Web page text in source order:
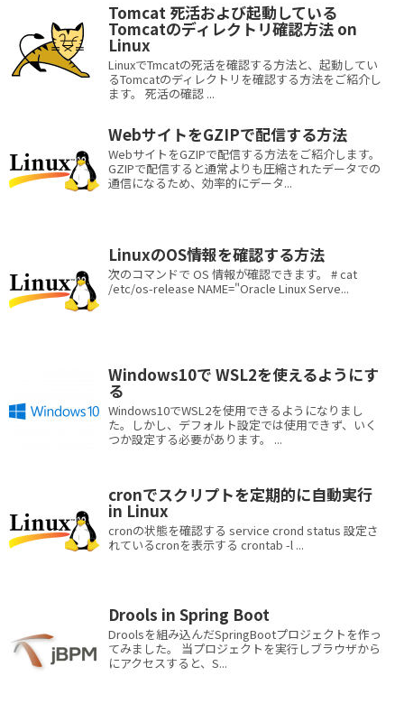
Tomcat 死活および起動している
Tomcatのディレクトリ確認方法 on
Linux
LinuxでTmcatの死活を確認する方法と、起動してい
るTomcatのディレクトリを確認する方法をご紹介し
ます。 死活の確認 ...
WebサイトをGZIPで配信する方法
WebサイトをGZIPで配信する方法をご紹介します。
GZIPで配信すると通常よりも圧縮されたデータでの
通信になるため、効率的にデータ...
LinuxのOS情報を確認する方法
次のコマンドで OS 情報が確認できます。 # cat
/etc/os-release NAME="Oracle Linux Serve...
Windows10で WSL2を使えるようにす
る
Windows10でWSL2を使用できるようになりまし
た。しかし、デフォルト設定では使用できず、いく
つか設定する必要があります。 ...
cronでスクリプトを定期的に自動実行
in Linux
cronの状態を確認する service crond status 設定さ
れているcronを表示する crontab -l ...
Drools in Spring Boot
Droolsを組み込んだSpringBootプロジェクトを作っ
てみました。 当プロジェクトを実行しブラウザから
にアクセスすると、S...